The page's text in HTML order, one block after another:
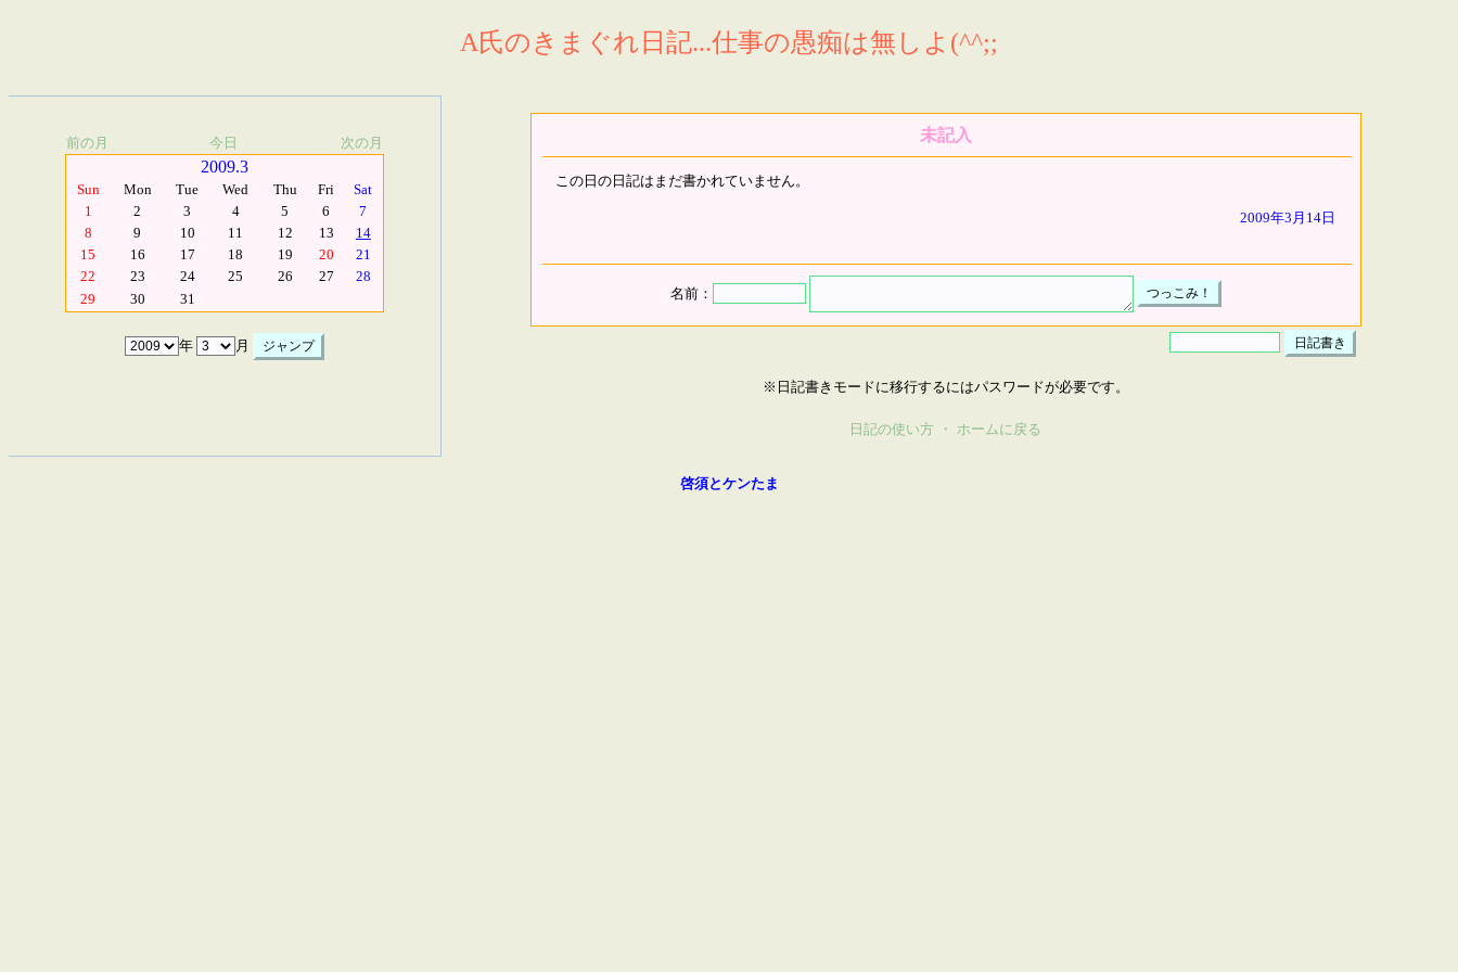
A氏のきまぐれ日記...仕事の愚痴は無しよ(^^;;
前の月 今日 次の月
2009.3
Sun Mon Tue Wed Thu Fri
Sat
1
2 3 4 5 6
7
8
9 10 11 12 13
14
15
16 17 18 19 20
21
22
23 24 25 26 27
28
29
30 31
年 月
未記入
この日の日記はまだ書かれていません。
2009年3月14日
名前：
※日記書きモードに移行するにはパスワードが必要です。
日記の使い方 ・ ホームに戻る
啓須とケンたま